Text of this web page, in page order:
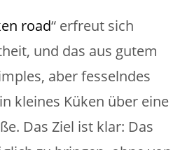
road“ erfreut sich
und das aus gutem
aber fesselndes
kleines Küken über eine
Das Ziel ist klar: Das